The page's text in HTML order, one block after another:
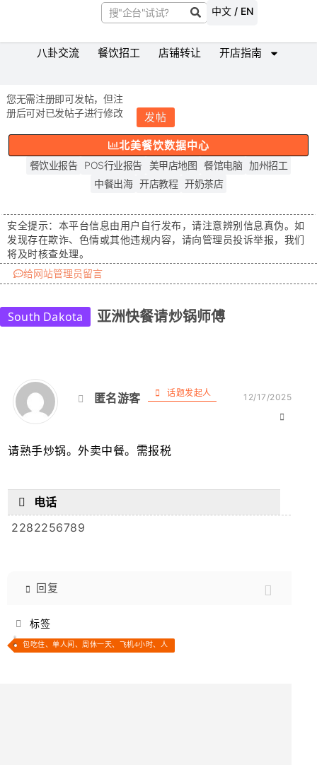
中文 / EN
八卦交流 餐饮招工 店铺转让 开店指南
您无需注册即可发帖，但注
册后可对已发帖子进行修改
发帖
北美餐饮数据中心
餐饮业报告 POS行业报告 美甲店地图 餐馆电脑
加州招工
中餐出海 开店教程 开奶茶店
安全提示： 本平台信息由用户自行发布，请注意辨别信息真伪。如
发现存在欺诈、色情或其他违规内容，请向管理员投诉举报，我们
将及时核查处理。
给网站管理员留言
South Dakota 亚洲快餐请炒锅师傅
匿名游客 话题发起人 12/17/2025
请熟手炒锅。外卖中餐。需报税
电话
2282256789
回复
标签
包吃住、单人间、周休一天、飞机4小时、人